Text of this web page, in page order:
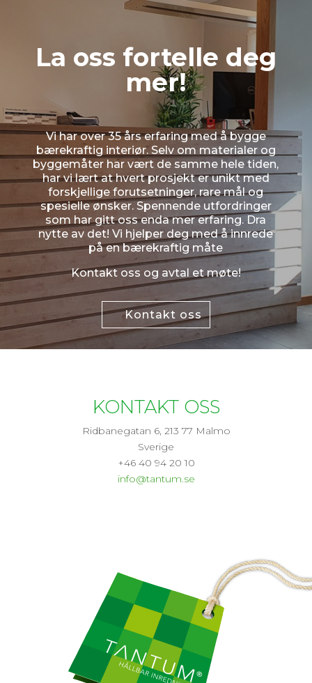
La oss fortelle deg
mer!
Vi har over 35 års erfaring med å bygge
bærekraftig interiør. Selv om materialer og
byggemåter har vært de samme hele tiden,
har vi lært at hvert prosjekt er unikt med
forskjellige forutsetninger, rare mål og
spesielle ønsker. Spennende utfordringer
som har gitt oss enda mer erfaring. Dra
nytte av det! Vi hjelper deg med å innrede
på en bærekraftig måte
Kontakt oss og avtal et møte!
Kontakt oss
KONTAKT OSS
Ridbanegatan 6, 213 77 Malmo
Sverige
+46 40 94 20 10
info@tantum.se